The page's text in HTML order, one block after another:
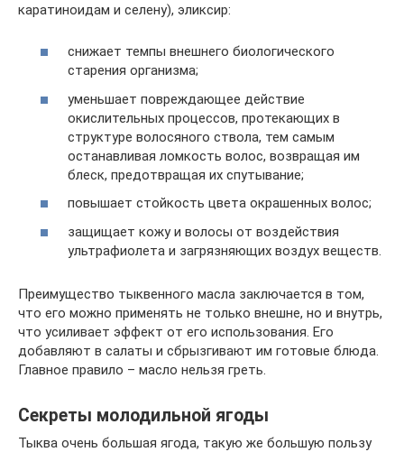
каратиноидам и селену), эликсир:
снижает темпы внешнего биологического
старения организма;
уменьшает повреждающее действие
окислительных процессов, протекающих в
структуре волосяного ствола, тем самым
останавливая ломкость волос, возвращая им
блеск, предотвращая их спутывание;
повышает стойкость цвета окрашенных волос;
защищает кожу и волосы от воздействия
ультрафиолета и загрязняющих воздух веществ.
Преимущество тыквенного масла заключается в том,
что его можно применять не только внешне, но и внутрь,
что усиливает эффект от его использования. Его
добавляют в салаты и сбрызгивают им готовые блюда.
Главное правило – масло нельзя греть.
Секреты молодильной ягоды
Тыква очень большая ягода, такую же большую пользу